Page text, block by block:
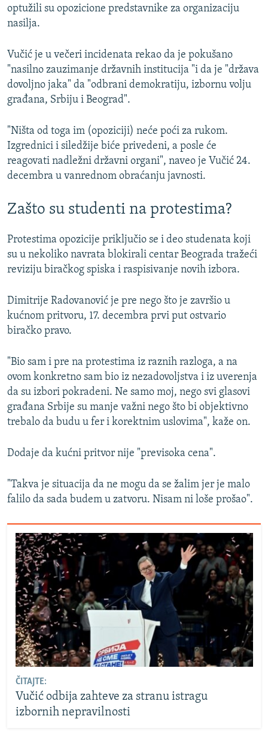
optužili su opozicione predstavnike za organizaciju
nasilja.
Vučić je u večeri incidenata rekao da je pokušano
"nasilno zauzimanje državnih institucija "i da je "država
dovoljno jaka" da "odbrani demokratiju, izbornu volju
građana, Srbiju i Beograd".
"Ništa od toga im (opoziciji) neće poći za rukom.
Izgrednici i siledžije biće privedeni, a posle će
reagovati nadležni državni organi", naveo je Vučić 24.
decembra u vanrednom obraćanju javnosti.
Zašto su studenti na protestima?
Protestima opozicije priključio se i deo studenata koji
su u nekoliko navrata blokirali centar Beograda tražeći
reviziju biračkog spiska i raspisivanje novih izbora.
Dimitrije Radovanović je pre nego što je završio u
kućnom pritvoru, 17. decembra prvi put ostvario
biračko pravo.
"Bio sam i pre na protestima iz raznih razloga, a na
ovom konkretno sam bio iz nezadovoljstva i iz uverenja
da su izbori pokradeni. Ne samo moj, nego svi glasovi
građana Srbije su manje važni nego što bi objektivno
trebalo da budu u fer i korektnim uslovima", kaže on.
Dodaje da kućni pritvor nije "previsoka cena".
"Takva je situacija da ne mogu da se žalim jer je malo
falilo da sada budem u zatvoru. Nisam ni loše prošao".
ČITAJTE:
Vučić odbija zahteve za stranu istragu
izbornih nepravilnosti